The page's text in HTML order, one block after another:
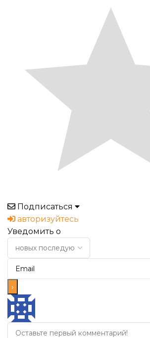
Подписаться
авторизуйтесь
Уведомить о